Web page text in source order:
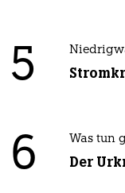
5
6 Was tun
Der